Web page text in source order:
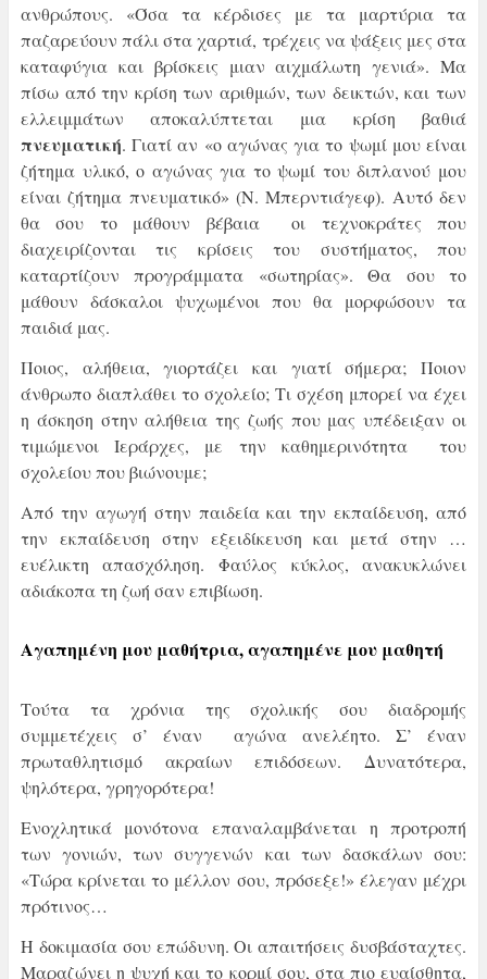
ανθρώπους. «Όσα τα κέρδισες με τα μαρτύρια τα
παζαρεύουν πάλι στα χαρτιά, τρέχεις να ψάξεις μες στα
καταφύγια και βρίσκεις μιαν αιχμάλωτη γενιά». Μα
πίσω από την κρίση των αριθμών, των δεικτών, και των
ελλειμμάτων αποκαλύπτεται μια κρίση βαθιά
πνευματική. Γιατί αν «ο αγώνας για το ψωμί μου είναι
ζήτημα υλικό, ο αγώνας για το ψωμί του διπλανού μου
είναι ζήτημα πνευματικό» (Ν. Μπερντιάγεφ). Αυτό δεν
θα σου το μάθουν βέβαια οι τεχνοκράτες που
διαχειρίζονται τις κρίσεις του συστήματος, που
καταρτίζουν προγράμματα «σωτηρίας». Θα σου το
μάθουν δάσκαλοι ψυχωμένοι που θα μορφώσουν τα
παιδιά μας.
Ποιος, αλήθεια, γιορτάζει και γιατί σήμερα; Ποιον
άνθρωπο διαπλάθει το σχολείο; Τι σχέση μπορεί να έχει
η άσκηση στην αλήθεια της ζωής που μας υπέδειξαν οι
τιμώμενοι Ιεράρχες, με την καθημερινότητα του
σχολείου που βιώνουμε;
Από την αγωγή στην παιδεία και την εκπαίδευση, από
την εκπαίδευση στην εξειδίκευση και μετά στην …
ευέλικτη απασχόληση. Φαύλος κύκλος, ανακυκλώνει
αδιάκοπα τη ζωή σαν επιβίωση.
Αγαπημένη μου μαθήτρια, αγαπημένε μου μαθητή
Τούτα τα χρόνια της σχολικής σου διαδρομής
συμμετέχεις σ’ έναν αγώνα ανελέητο. Σ’ έναν
πρωταθλητισμό ακραίων επιδόσεων. Δυνατότερα,
ψηλότερα, γρηγορότερα!
Ενοχλητικά μονότονα επαναλαμβάνεται η προτροπή
των γονιών, των συγγενών και των δασκάλων σου:
«Τώρα κρίνεται το μέλλον σου, πρόσεξε!» έλεγαν μέχρι
πρότινος…
Η δοκιμασία σου επώδυνη. Οι απαιτήσεις δυσβάσταχτες.
Μαραζώνει η ψυχή και το κορμί σου, στα πιο ευαίσθητα,